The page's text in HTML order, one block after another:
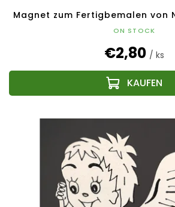
Magnet zum Fertigbemalen von
ON STOCK
€2,80 / ks